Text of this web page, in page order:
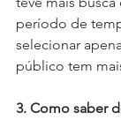
período de
selecionar
público tem
3. Como saber